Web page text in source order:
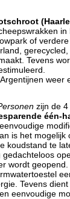
of
Tevens
weer
zijn de
één-
is het
koudstand te
gedachteloos
wordt
Tevens
eenvoudige